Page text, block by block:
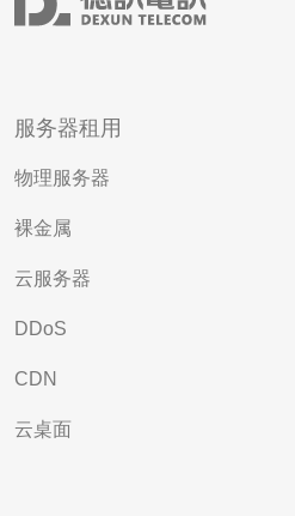
服务器租用
物理服务器
裸金属
云服务器
DDoS
CDN
云桌面